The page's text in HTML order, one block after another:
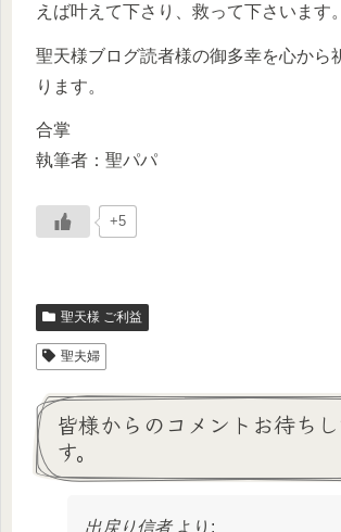
えば叶えて下さり、救って下さいます。
聖天様ブログ読者様の御多幸を心から
ります。
合掌
執筆者：聖パパ
+5
聖天様 ご利益
聖夫婦
皆様からのコメントお待ち
す。
出戻り信者 より: